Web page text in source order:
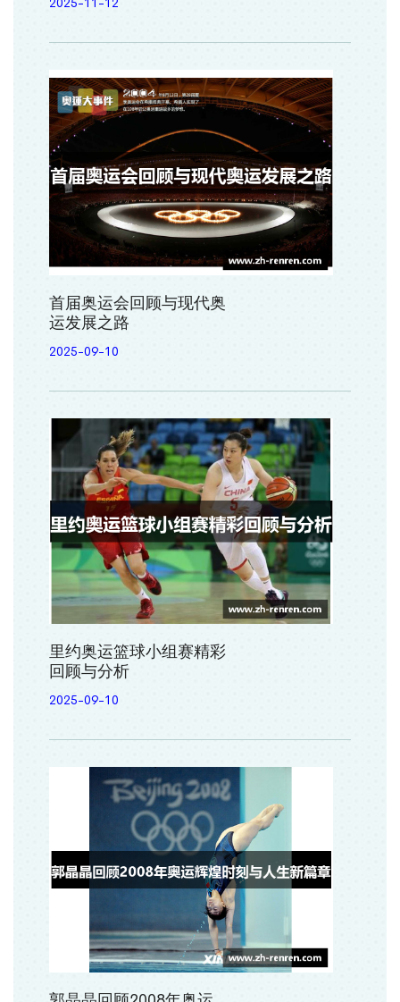
首届奥运会回顾与现代奥
运发展之路
2025-09-10
里约奥运篮球小组赛精彩
回顾与分析
2025-09-10